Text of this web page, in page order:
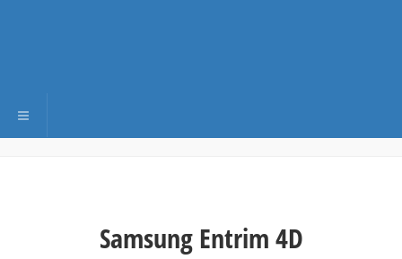
Переключить навигацию
Samsung Entrim 4D